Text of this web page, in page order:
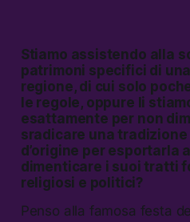
Stiamo assistendo alla
patrimoni specifici di
regione, di cui solo
le regole, oppure li
esattamente per non
sradicare una tradizione
d’origine per esportarla
dimenticare i suoi tratti
religiosi e politici?
Penso alla famosa festa